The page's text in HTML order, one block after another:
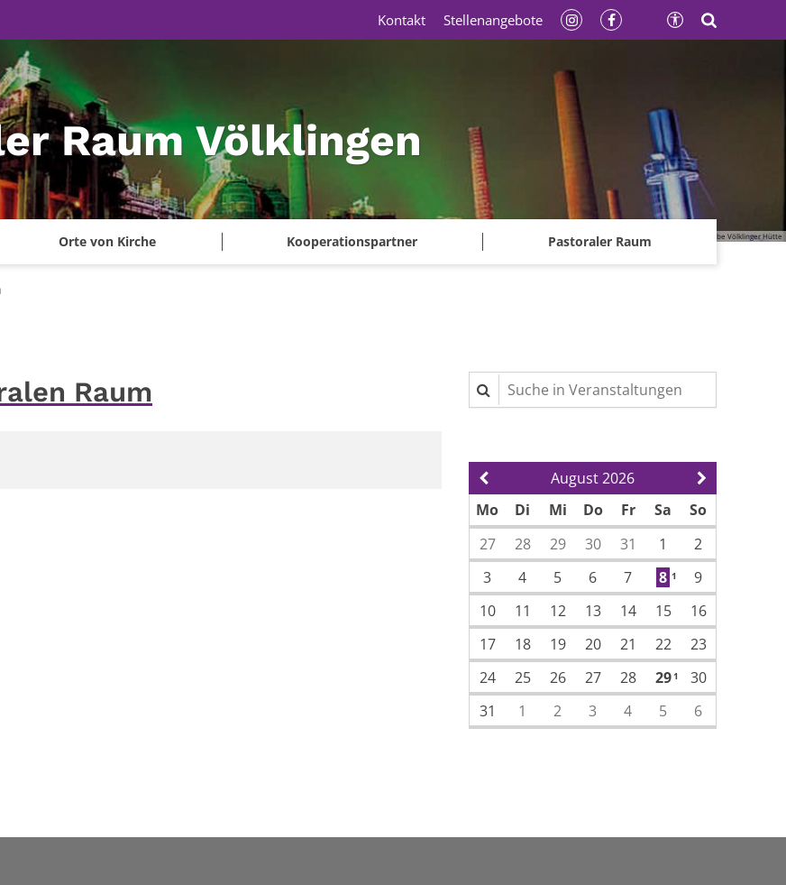
© Gerhard Kassner - Weltkulturerbe Völklinger Hütte
Raum Völklingen
Orte von Kirche Kooperationspartner Pastoraler Raum
Kontakt Stellenangebote
Raum Suche in Veranstaltungen
Vorherige Seite
August 2026 Nächste
Mo Di Mi Do Fr Sa
So
27
28 29 30 31 1
2
3
4 5 6 7 8 1
9
10
11 12 13 14 15
16
17
18 19 20 21 22
23
24
25 26 27 28 291
30
31
1 2 3 4 5 6